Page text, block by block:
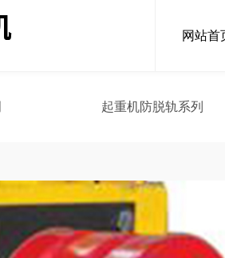
网站首
起重机防脱轨系列